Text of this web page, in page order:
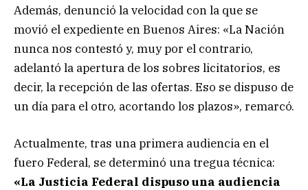
Además, denunció la velocidad con la que se
movió el expediente en Buenos Aires: «La Nación
nunca nos contestó y, muy por el contrario,
adelantó la apertura de los sobres licitatorios, es
decir, la recepción de las ofertas. Eso se dispuso de
un día para el otro, acortando los plazos», remarcó.
Actualmente, tras una primera audiencia en el
fuero Federal, se determinó una tregua técnica:
«La Justicia Federal dispuso una audiencia